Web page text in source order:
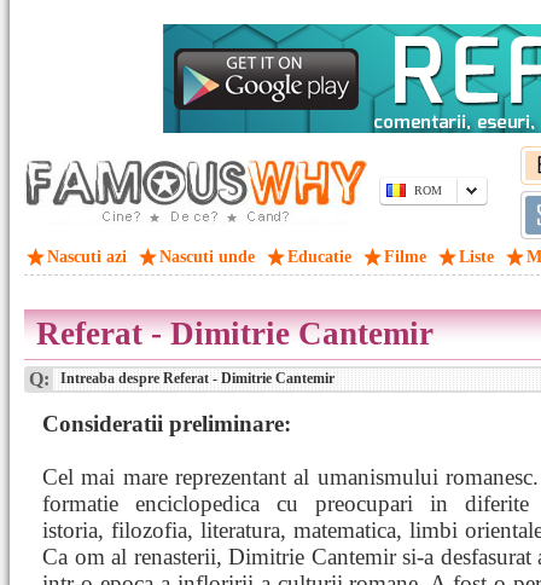
ROM
Nascuti azi Nascuti unde Educatie Filme Liste
Referat - Dimitrie Cantemir
Q: Intreaba despre Referat - Dimitrie Cantemir
Consideratii preliminare:
Cel mai mare reprezentant al umanismului
formatie enciclopedica cu preocupari in diferite
istoria, filozofia, literatura, matematica, limbi
Ca om al renasterii, Dimitrie Cantemir si-a desfasurat